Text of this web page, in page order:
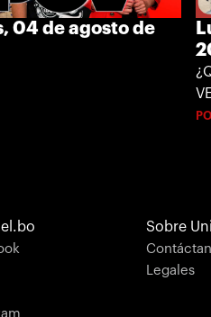
04 de agosto de
Sobre
Legales